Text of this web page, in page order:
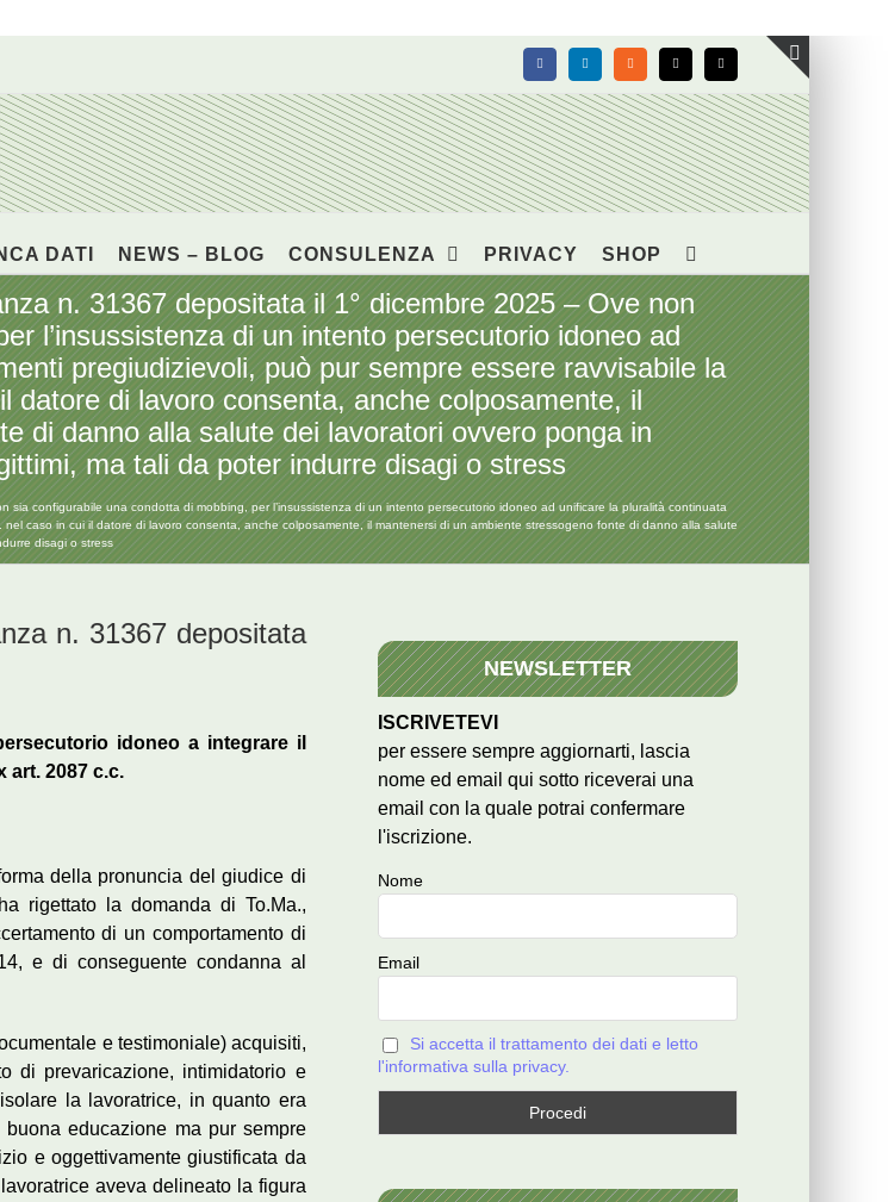
FacebookLinkedIn Rss X Email
DATI NEWS – BLOG CONSULENZA PRIVACY SHOP
n. 31367 depositata il 1° dicembre 2025 – Ove non
l’insussistenza di un intento persecutorio idoneo ad
pregiudizievoli, può pur sempre essere ravvisabile la
datore di lavoro consenta, anche colposamente, il
di danno alla salute dei lavoratori ovvero ponga in
ma tali da poter indurre disagi o stress
configurabile una condotta di mobbing, per l’insussistenza di un intento persecutorio idoneo ad unificare la pluralità continuata
caso in cui il datore di lavoro consenta, anche colposamente, il mantenersi di un ambiente stressogeno fonte di danno alla salute
disagi o stress
n. 31367 depositata
idoneo a integrare il
art. 2087 c.c.
della pronuncia del giudice di
rigettato la domanda di To.Ma.,
di un comportamento di
e di conseguente condanna al
e testimoniale) acquisiti,
di prevaricazione, intimidatorio e
la lavoratrice, in quanto era
educazione ma pur sempre
e oggettivamente giustificata da
aveva delineato la figura
NEWSLETTER
ISCRIVETEVI
per essere sempre aggiornarti, lascia
nome ed email qui sotto riceverai una
email con la quale potrai confermare
l'iscrizione.
Nome
Email
Si accetta il trattamento dei dati e letto
l'informativa sulla privacy.
Toggle
area
barra
scorrevole